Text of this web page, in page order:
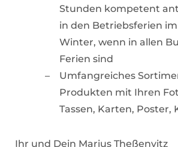
Stunden kompetent
in den Betriebsferien
Winter, wenn in allen
Ferien sind
Umfangreiches
Produkten mit Ihren
Tassen, Karten, Poster,
Ihr und Dein Marius Theßenvitz